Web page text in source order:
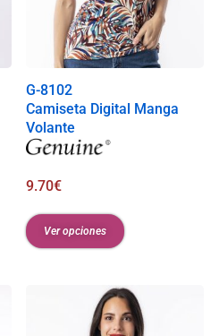
G-8102
Camiseta Digital Manga
Volante
9.70€
Ver opciones